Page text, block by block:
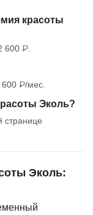
красоты
600 ₽.
₽/мес.
Эколь?
странице
Эколь: